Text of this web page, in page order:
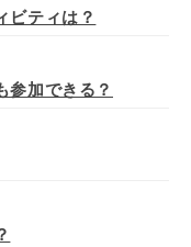
ビティは？
参加できる？